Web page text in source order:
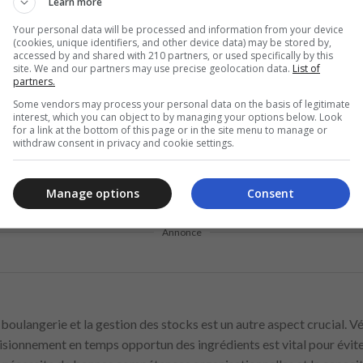
clients et travailler efficacement au sein d’une équipe. Enfin,
des produits de boulangerie.
rôleimplique plus que des compétences techniques. Une attitude
de boulangerie animé. Rester à jour sur les tendances de la
vos techniques et votre efficacité est important. Établir
améliorer significativement la satisfaction au travail et
à maintenir les normes élevées de Lidl, mais garantit
Annonce
boulangerie et la gestion des stocks est un autre aspect crucial.
en temps opportun des ingrédients est vital pour
Your personal data will be processed and information from your device
(cookies, unique identifiers, and other device data) may be stored by,
accessed by and shared with 210 partners, or used specifically by this
site. We and our partners may use precise geolocation data. List of
partners.
Some vendors may process your personal data on the basis of legitimate
interest, which you can object to by managing your options below. Look
for a link at the bottom of this page or in the site menu to manage or
withdraw consent in privacy and cookie settings.
Consent
Manage options